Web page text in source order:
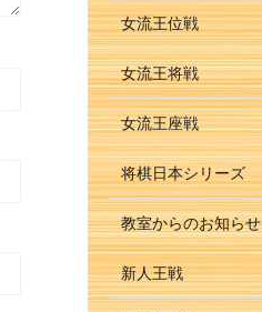
女流王位戦
女流王将戦
女流王座戦
将棋日本シリーズ
教室からのお知らせ
新人王戦